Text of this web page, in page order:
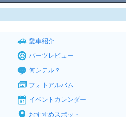
愛車紹介
パーツレビュー
何シテル？
フォトアルバム
イベントカレンダー
おすすめスポット